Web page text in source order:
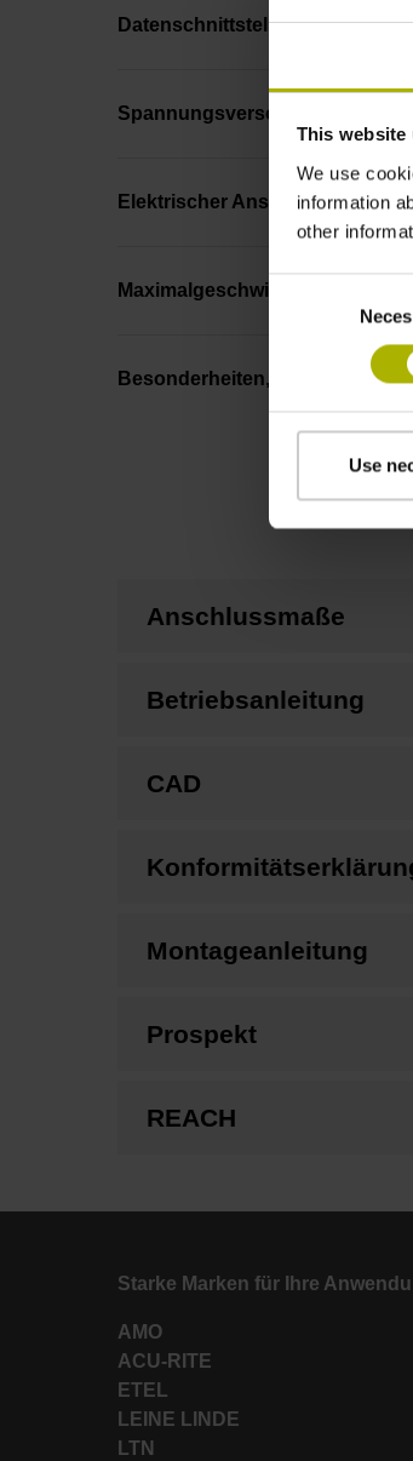
This website
We use
information
other
Use
Datenschnittstelle
Spannungsversorgung
Elektrischer Anschluss
Maximalgeschwindigkeit
Besonderheiten,
Anschlussmaße
Betriebsanleitung
CAD
Montageanleitung
Prospekt
REACH
Starke Marken für Ihre
AMO
ACU-RITE
ETEL
LEINE LINDE
LTN